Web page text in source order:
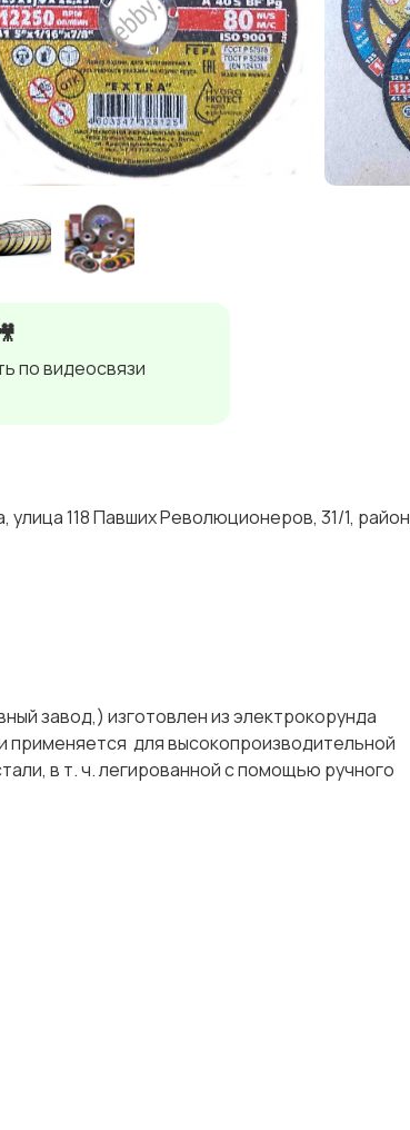
по видеосвязи
118 Павших Революционеров, 31/1, район
завод,) изготовлен из электрокорунда
применяется для высокопроизводительной
в т. ч. легированной с помощью ручного